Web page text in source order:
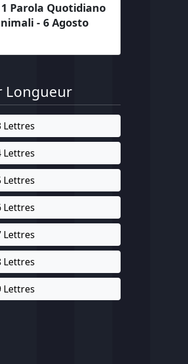
Parola Quotidiano
- 6 Agosto
Longueur
Lettres
Lettres
Lettres
Lettres
Lettres
Lettres
Lettres